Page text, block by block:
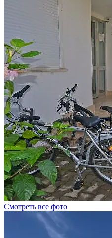
Смотреть все фото